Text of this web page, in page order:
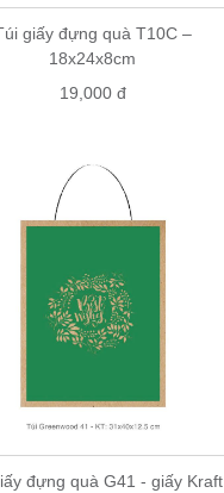
giấy đựng quà T10C –
18x24x8cm
19,000 đ
đựng quà G41 - giấy Kraft